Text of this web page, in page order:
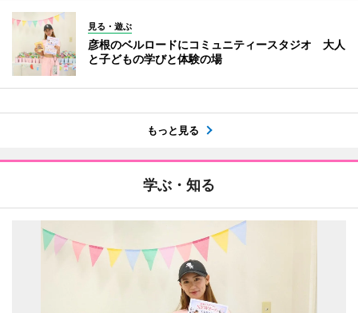
見る・遊ぶ
彦根のベルロードにコミュニティースタジオ 大人
と子どもの学びと体験の場
もっと見る
学ぶ・知る